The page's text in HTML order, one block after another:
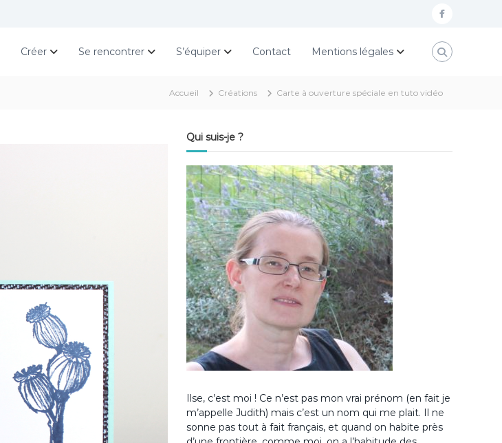
f
c
Créer Se rencontrer S’équiper Contact Mentions légales
Accueil Créations Carte à ouverture spéciale en tuto vidéo
Qui suis-je ?
Ilse, c’est moi ! Ce n’est pas mon vrai prénom (en fait je
m’appelle Judith) mais c’est un nom qui me plait. Il ne
sonne pas tout à fait français, et quand on habite près